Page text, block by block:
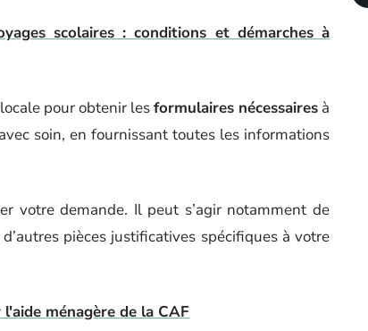
scolaires : conditions et démarches à
pour obtenir lesformulaires nécessaires à
soin, en fournissant toutes les informations
votre demande. Il peut s’agir notamment de
pièces justificatives spécifiques à votre
ménagère de la CAF